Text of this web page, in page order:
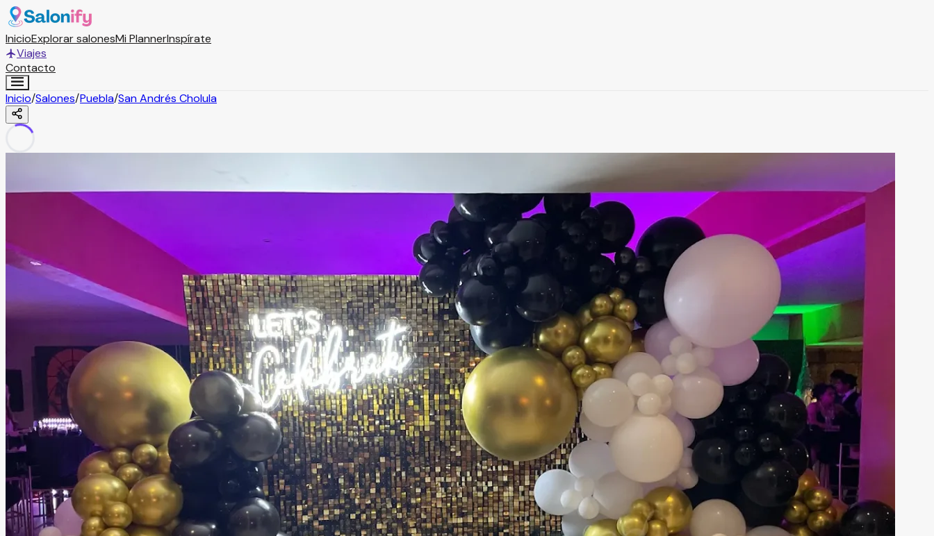
InicioExplorar salonesMi PlannerInspírate
Viajes
Contacto
Inicio/Salones/Puebla/San Andrés Cholula